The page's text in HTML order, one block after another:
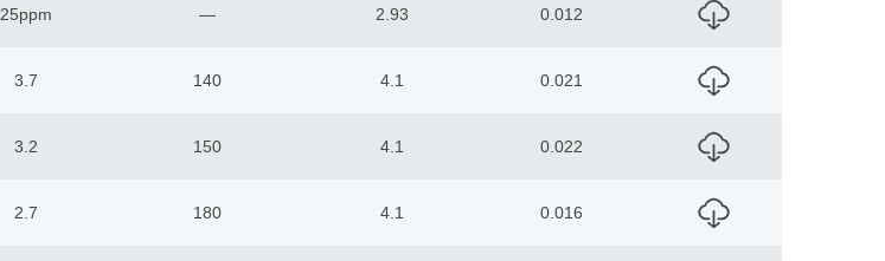
25ppm ― 2.93 0.012
3.7 140 4.1 0.021
3.2 150 4.1 0.022
2.7 180 4.1 0.016